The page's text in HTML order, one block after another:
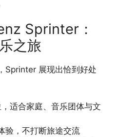
Sprinter：
之旅
Sprinter 展现出恰到好处
适合家庭、音乐团体与文
验，不打断旅途交流